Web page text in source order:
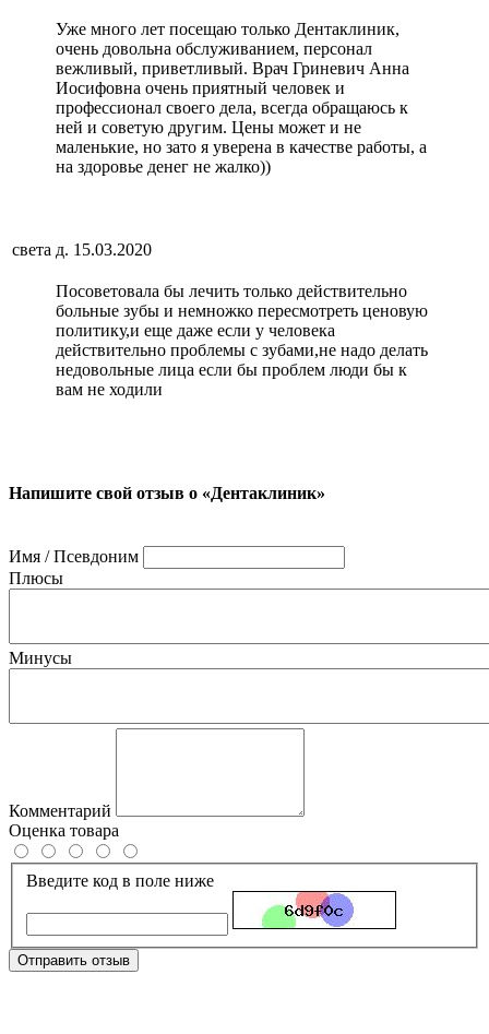
Уже много лет посещаю только Дентаклиник,
очень довольна обслуживанием, персонал
вежливый, приветливый. Врач Гриневич Анна
Иосифовна очень приятный человек и
профессионал своего дела, всегда обращаюсь к
ней и советую другим. Цены может и не
маленькие, но зато я уверена в качестве работы, а
на здоровье денег не жалко))
света д. 15.03.2020
Посоветовала бы лечить только действительно
больные зубы и немножко пересмотреть ценовую
политику,и еще даже если у человека
действительно проблемы с зубами,не надо делать
недовольные лица если бы проблем люди бы к
вам не ходили
Напишите свой отзыв о «Дентаклиник»
Имя / Псевдоним
Плюсы
Минусы
Комментарий
Оценка товара
Введите код в поле ниже
Отправить отзыв